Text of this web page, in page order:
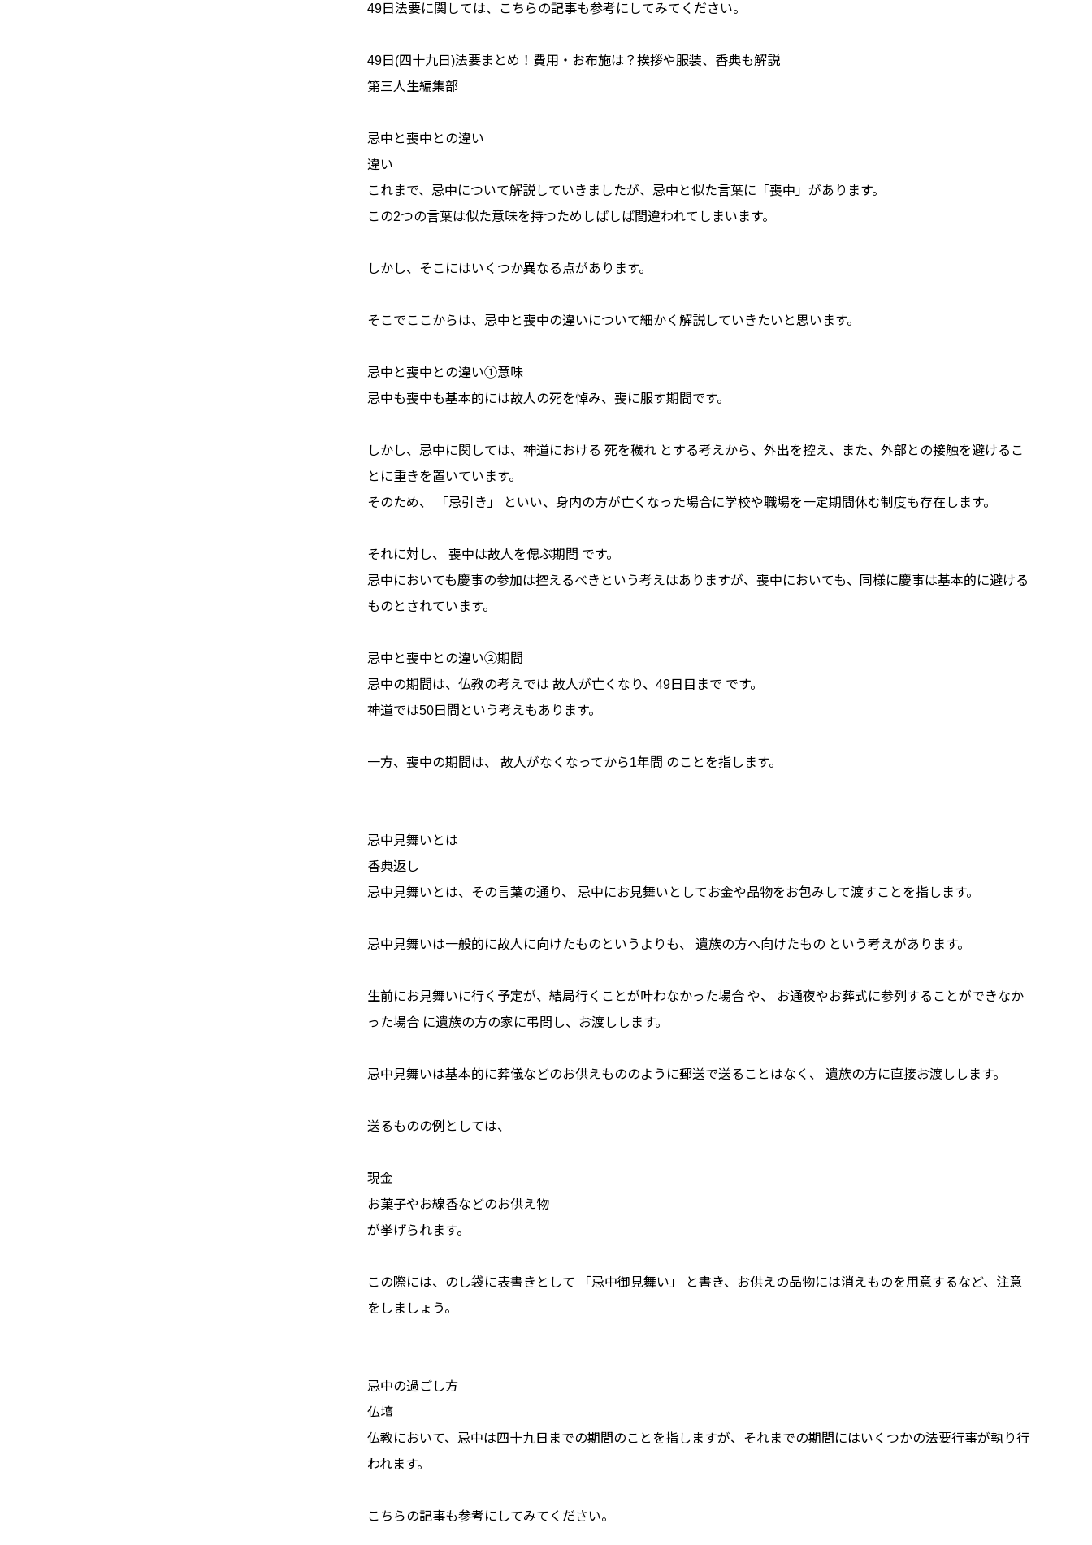
49日法要に関しては、こちらの記事も参考にしてみてください。
49日(四十九日)法要まとめ！費用・お布施は？挨拶や服装、香典も解説
第三人生編集部
忌中と喪中との違い
違い
これまで、忌中について解説していきましたが、忌中と似た言葉に「喪中」があります。
この2つの言葉は似た意味を持つためしばしば間違われてしまいます。
しかし、そこにはいくつか異なる点があります。
そこでここからは、忌中と喪中の違いについて細かく解説していきたいと思います。
忌中と喪中との違い①意味
忌中も喪中も基本的には故人の死を悼み、喪に服す期間です。
しかし、忌中に関しては、神道における 死を穢れ とする考えから、外出を控え、また、外部との接触を避けるこ
とに重きを置いています。
そのため、 「忌引き」 といい、身内の方が亡くなった場合に学校や職場を一定期間休む制度も存在します。
それに対し、 喪中は故人を偲ぶ期間 です。
忌中においても慶事の参加は控えるべきという考えはありますが、喪中においても、同様に慶事は基本的に避ける
ものとされています。
忌中と喪中との違い②期間
忌中の期間は、仏教の考えでは 故人が亡くなり、49日目まで です。
神道では50日間という考えもあります。
一方、喪中の期間は、 故人がなくなってから1年間 のことを指します。
忌中見舞いとは
香典返し
忌中見舞いとは、その言葉の通り、 忌中にお見舞いとしてお金や品物をお包みして渡すことを指します。
忌中見舞いは一般的に故人に向けたものというよりも、 遺族の方へ向けたもの という考えがあります。
生前にお見舞いに行く予定が、結局行くことが叶わなかった場合 や、 お通夜やお葬式に参列することができなか
った場合 に遺族の方の家に弔問し、お渡しします。
忌中見舞いは基本的に葬儀などのお供えもののように郵送で送ることはなく、 遺族の方に直接お渡しします。
送るものの例としては、
現金
お菓子やお線香などのお供え物
が挙げられます。
この際には、のし袋に表書きとして 「忌中御見舞い」 と書き、お供えの品物には消えものを用意するなど、注意
をしましょう。
忌中の過ごし方
仏壇
仏教において、忌中は四十九日までの期間のことを指しますが、それまでの期間にはいくつかの法要行事が執り行
われます。
こちらの記事も参考にしてみてください。